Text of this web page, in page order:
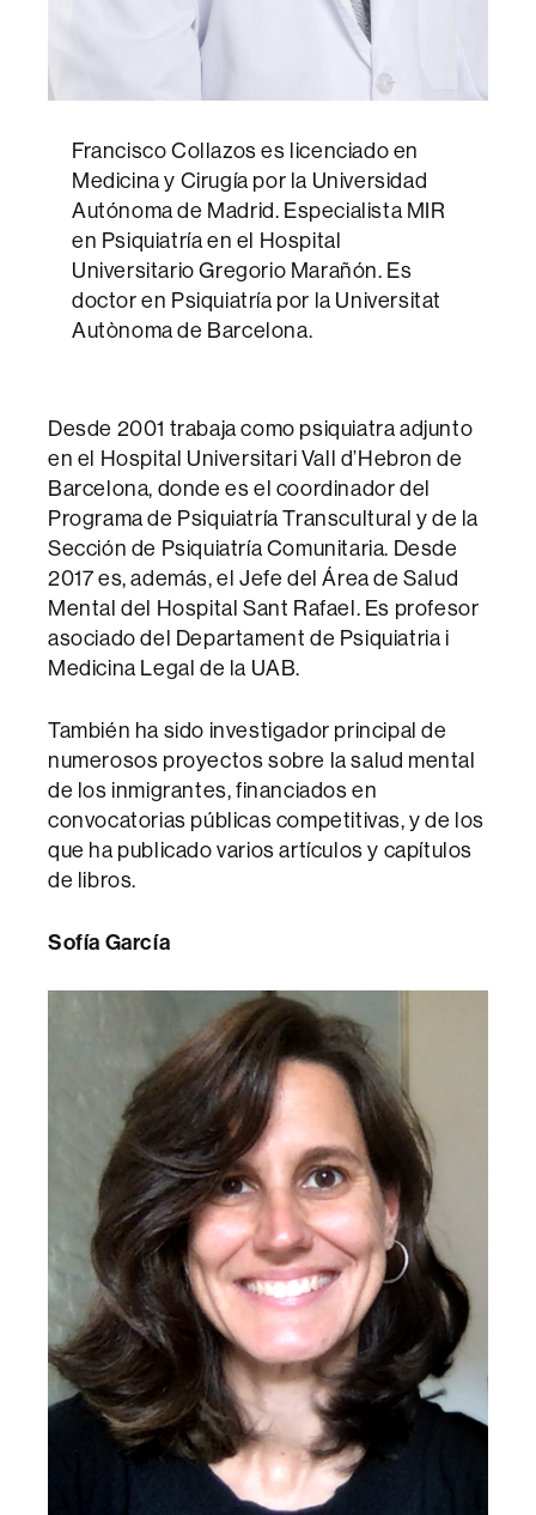
Francisco Collazos es licenciado en
Medicina y Cirugía por la Universidad
Autónoma de Madrid. Especialista MIR
en Psiquiatría en el Hospital
Universitario Gregorio Marañón. Es
doctor en Psiquiatría por la Universitat
Autònoma de Barcelona.
Desde 2001 trabaja como psiquiatra adjunto
en el Hospital Universitari Vall d’Hebron de
Barcelona, donde es el coordinador del
Programa de Psiquiatría Transcultural y de la
Sección de Psiquiatría Comunitaria. Desde
2017 es, además, el Jefe del Área de Salud
Mental del Hospital Sant Rafael. Es profesor
asociado del Departament de Psiquiatria i
Medicina Legal de la UAB.
También ha sido investigador principal de
numerosos proyectos sobre la salud mental
de los inmigrantes, financiados en
convocatorias públicas competitivas, y de los
que ha publicado varios artículos y capítulos
de libros.
Sofía García